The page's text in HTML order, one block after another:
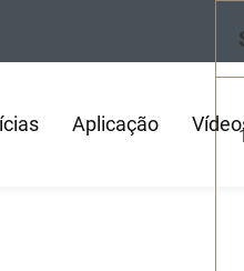
Aplicação